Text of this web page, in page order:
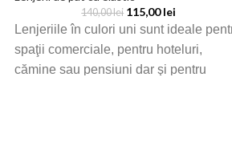
140,00lei 115,00lei
Lenjeriile în culori uni sunt ideale
spaţii comerciale, pentru hoteluri,
cămine sau pensiuni dar şi pentru